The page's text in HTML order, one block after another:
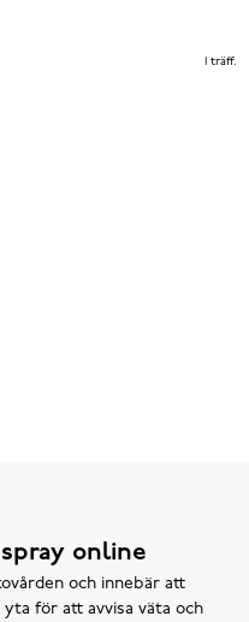
1 träff.
online
och innebär att
för att avvisa väta och